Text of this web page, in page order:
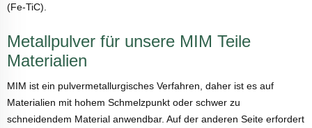
(Fe-TiC).
Metallpulver für unsere MIM Teile
Materialien
MIM ist ein pulvermetallurgisches Verfahren, daher ist es auf
Materialien mit hohem Schmelzpunkt oder schwer zu
schneidendem Material anwendbar. Auf der anderen Seite erfordert